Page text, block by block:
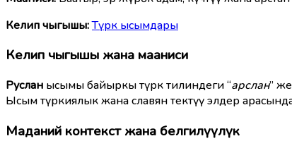
Келип чыгышы:Түрк ысымдары
Келип чыгышы жана мааниси
Руслан ысымы байыркы түрк тилиндеги “арслан”
Ысым түркиялык жана славян тектүү элдер
Маданий контекст жана белгилүүлүк